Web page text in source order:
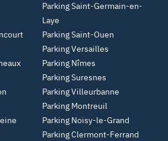
Parking Saint-Germain-en-
Laye
Parking Saint-Ouen
Parking Versailles
Parking Nîmes
Parking Suresnes
Parking Villeurbanne
Parking Montreuil
Parking Noisy-le-Grand
Parking Clermont-Ferrand